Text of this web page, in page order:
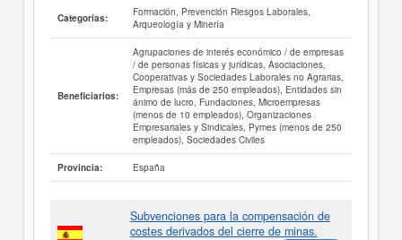
Categorías:
Formación, Prevención Riesgos Laborales,
Arqueología y Minería
Beneficiarios:
Agrupaciones de interés económico / de empresas
/ de personas físicas y jurídicas, Asociaciones,
Cooperativas y Sociedades Laborales no Agrarias,
Empresas (más de 250 empleados), Entidades sin
ánimo de lucro, Fundaciones, Microempresas
(menos de 10 empleados), Organizaciones
Empresariales y Sindicales, Pymes (menos de 250
empleados), Sociedades Civiles
Provincia: España
Subvenciones para la compensación de
costes derivados del cierre de minas.